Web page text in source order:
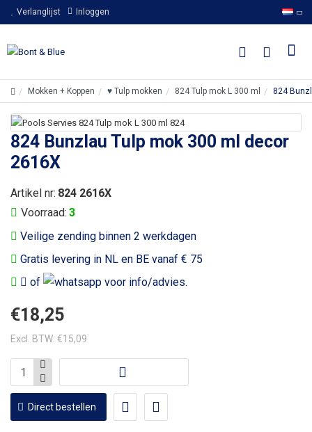
Verlanglijst Inloggen
Mokken + Koppen ♥ Tulp mokken 824 Tulp mok L 300 ml 824
824 Bunzlau Tulp mok 300 ml decor
2616X
Veilige zending binnen 2 werkdagen
Gratis levering in NL en BE vanaf € 75
of
voor info/advies.
Voorraad: 3
Artikel nr: 824 2616X
€18,25
Excl. BTW: €15,09
Direct bestellen